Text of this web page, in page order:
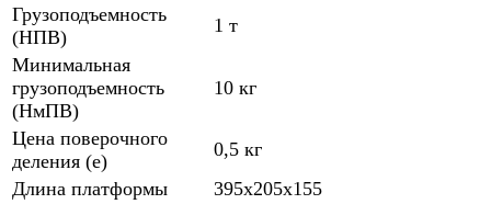
Грузоподъемность
(НПВ)
1 т
Минимальная
грузоподъемность
(НмПВ)
10 кг
Цена поверочного
деления (е)
0,5 кг
Длина платформы
395x205x155